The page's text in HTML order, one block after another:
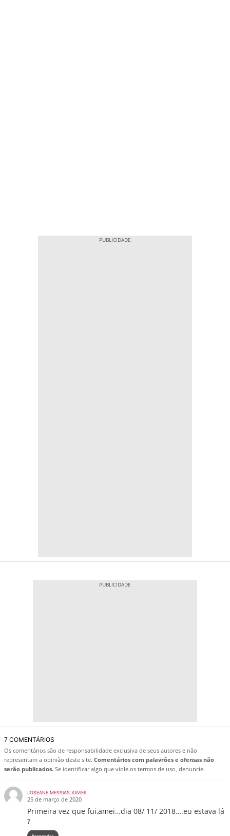
7 COMENTÁRIOS
Os comentários são de responsabilidade exclusiva de seus autores e não
representam a opinião deste site. Comentários com palavrões e ofensas não
serão publicados. Se identificar algo que viole os termos de uso, denuncie.
JOSEANE MESSIAS XAVIER
25 de março de 2020
Primeira vez que fui,amei…dia 08/ 11/ 2018….eu estava lá
?